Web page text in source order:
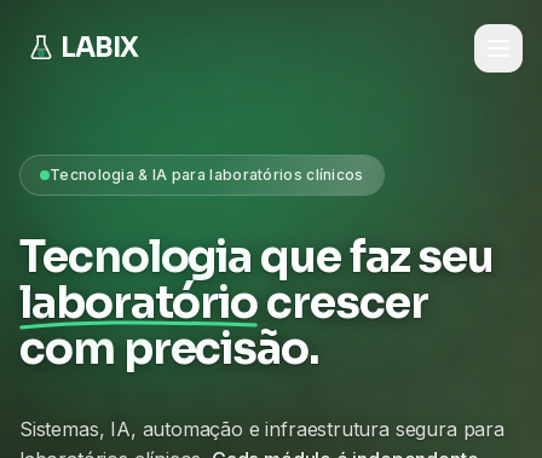
LABIX
Tecnologia & IA para laboratórios clínicos
Tecnologia que faz seu
laboratóriocrescer
com precisão.
Sistemas, IA, automação e infraestrutura segura para